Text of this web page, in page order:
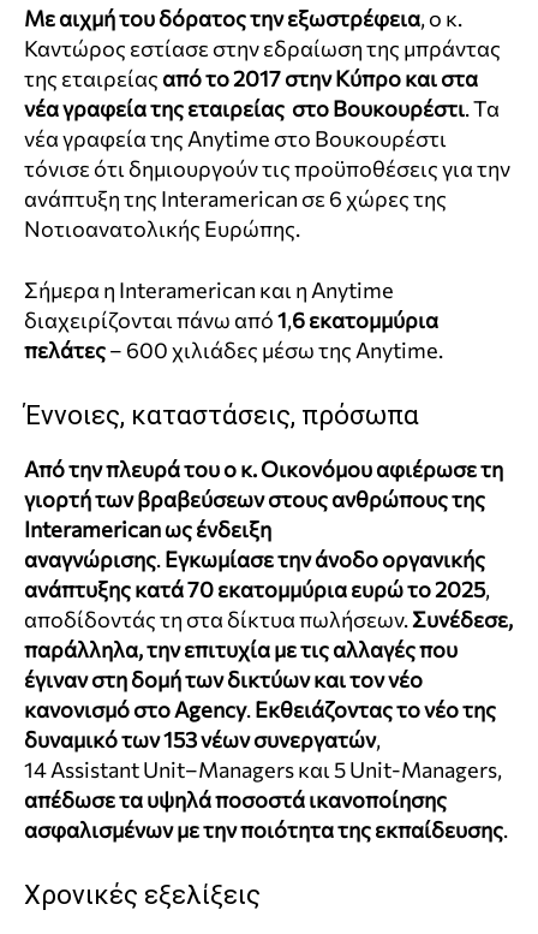
Με αιχμή του δόρατος την εξωστρέφεια, ο κ.
Καντώρος εστίασε στην εδραίωση της μπράντας
της εταιρείας από το 2017 στην Κύπρο και στα
νέα γραφεία της εταιρείας στο Βουκουρέστι. Τα
νέα γραφεία της Anytime στο Βουκουρέστι
τόνισε ότι δημιουργούν τις προϋποθέσεις για την
ανάπτυξη της Interamerican σε 6 χώρες της
Νοτιοανατολικής Ευρώπης.
Σήμερα η Interamerican και η Anytime
διαχειρίζονται πάνω από1,6 εκατομμύρια
πελάτες– 600 χιλιάδες μέσω της Anytime.
Έννοιες, καταστάσεις, πρόσωπα
Από την πλευρά του ο κ. Οικονόμου αφιέρωσε τη
γιορτή των βραβεύσεων στους ανθρώπους της
Interamericanως ένδειξη
αναγνώρισης.Εγκωμίασε την άνοδο οργανικής
ανάπτυξης κατά 70 εκατομμύρια ευρώ το 2025,
αποδίδοντάς τη στα δίκτυα πωλήσεων.Συνέδεσε,
παράλληλα, την επιτυχία με τις αλλαγές που
έγιναν στη δομή των δικτύων και τον νέο
κανονισμό στοAgency.Εκθειάζοντας το νέο της
δυναμικό των 153 νέων συνεργατών,
14AssistantUnit–Managersκαι 5 Unit-Managers,
απέδωσετα υψηλά ποσοστά ικανοποίησης
ασφαλισμένων με την ποιότητα της εκπαίδευσης.
Χρονικές εξελίξεις